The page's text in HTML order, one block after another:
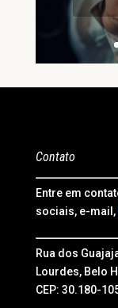
Contato
Entre em
sociais, e-mail,
Rua dos
Lourdes, Belo
CEP: 30.180-